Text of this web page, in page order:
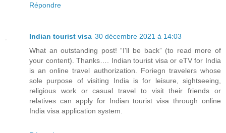
Répondre
Indian tourist visa 30 décembre 2021 à 14:03
What an outstanding post! “I'll be back” (to read more of
your content). Thanks…. Indian tourist visa or eTV for India
is an online travel authorization. Foriegn travelers whose
sole purpose of visiting India is for leisure, sightseeing,
religious work or casual travel to visit their friends or
relatives can apply for Indian tourist visa through online
India visa application system.